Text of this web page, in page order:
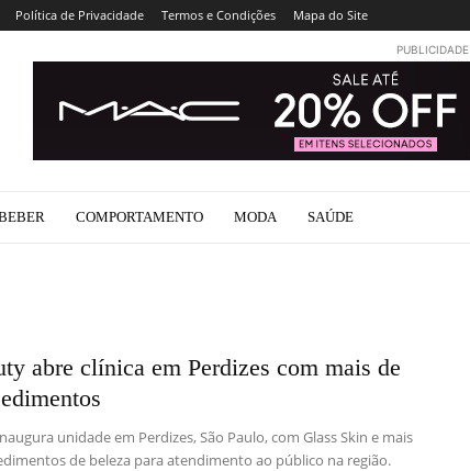
Política de Privacidade Termos e Condições Mapa do Site
PUBLICIDADE
COMPORTAMENTO MODA SAÚDE
abre clínica em Perdizes com mais de
unidade em Perdizes, São Paulo, com Glass Skin e mais
de beleza para atendimento ao público na região.